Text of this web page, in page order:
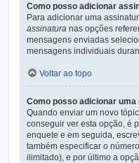
Como posso adicionar
Para adicionar uma
assinatura nas opções
mensagens enviadas
mensagens individuais
Voltar ao topo
Como posso adicionar uma
Quando enviar um novo
conseguir ver esta opção, é
enquete e em seguida,
também especificar o
ilimitado), e por último a